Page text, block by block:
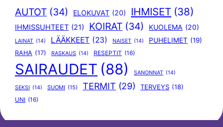
AUTOT (34) ELOKUVAT (20) IHMISET (38)
IHMISSUHTEET (21) KOIRAT (34) KUOLEMA (20)
LAINAT (14) LÄÄKKEET (23) NAISET (14) PUHELIMET (19)
RAHA (17) RASKAUS (14) RESEPTIT (16)
SAIRAUDET (88) SANONNAT (14)
SEKSI (14) SUOMI (15) TERMIT (29) TERVEYS (18)
UNI (16)